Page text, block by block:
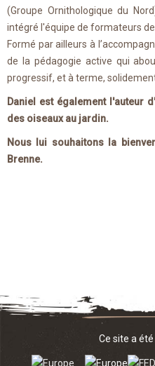
(Groupe Ornithologique du
intégré l'équipe de formateurs
Formé par ailleurs à
de la pédagogie active qui
progressif, et à terme,
Daniel est également l'auteur
des oiseaux au jardin.
Nous lui souhaitons la
Brenne.
Ce site a